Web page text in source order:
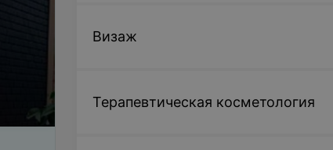
Визаж
Терапевтическая косметология